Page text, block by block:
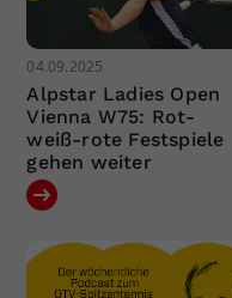
04.09.2025
Alpstar Ladies Open
Vienna W75: Rot-
weiß-rote Festspiele
gehen weiter